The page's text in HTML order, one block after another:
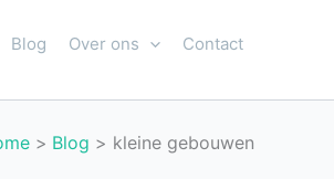
Blog Over ons Contact
Blog kleine gebouwen